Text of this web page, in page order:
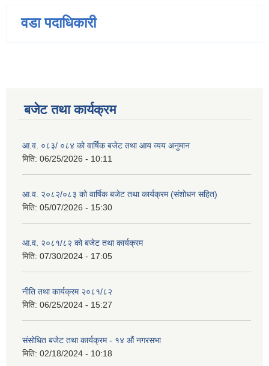
वडा पदाधिकारी
बजेट तथा कार्यक्रम
आ.व. ०८३/ ०८४ को वार्षिक बजेट तथा आय व्यय अनुमान
मिति: 06/25/2026 - 10:11
आ.व. २०८२/०८३ को वार्षिक बजेट तथा कार्यक्रम (संशोधन सहित)
मिति: 05/07/2026 - 15:30
आ.व. २०८१/८२ को बजेट तथा कार्यक्रम
मिति: 07/30/2024 - 17:05
नीति तथा कार्यक्रम २०८१/८२
मिति: 06/25/2024 - 15:27
संसोधित बजेट तथा कार्यक्रम - १४ औं नगरसभा
मिति: 02/18/2024 - 10:18